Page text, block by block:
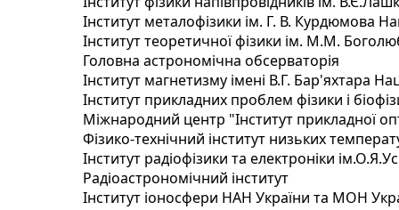
Інститут металофізики ім. Г. В. Курдюмова
Інститут теоретичної фізики ім. М.М.
Головна астрономічна обсерваторія
Інститут магнетизму імені В.Г. Бар'яхтара
Інститут прикладних проблем фізики і
Міжнародний центр "Інститут прикладної
Фізико-технічний інститут низьких
Інститут радіофізики та електроніки
Радіоастрономічний інститут
Інститут іоносфери НАН України та МОН